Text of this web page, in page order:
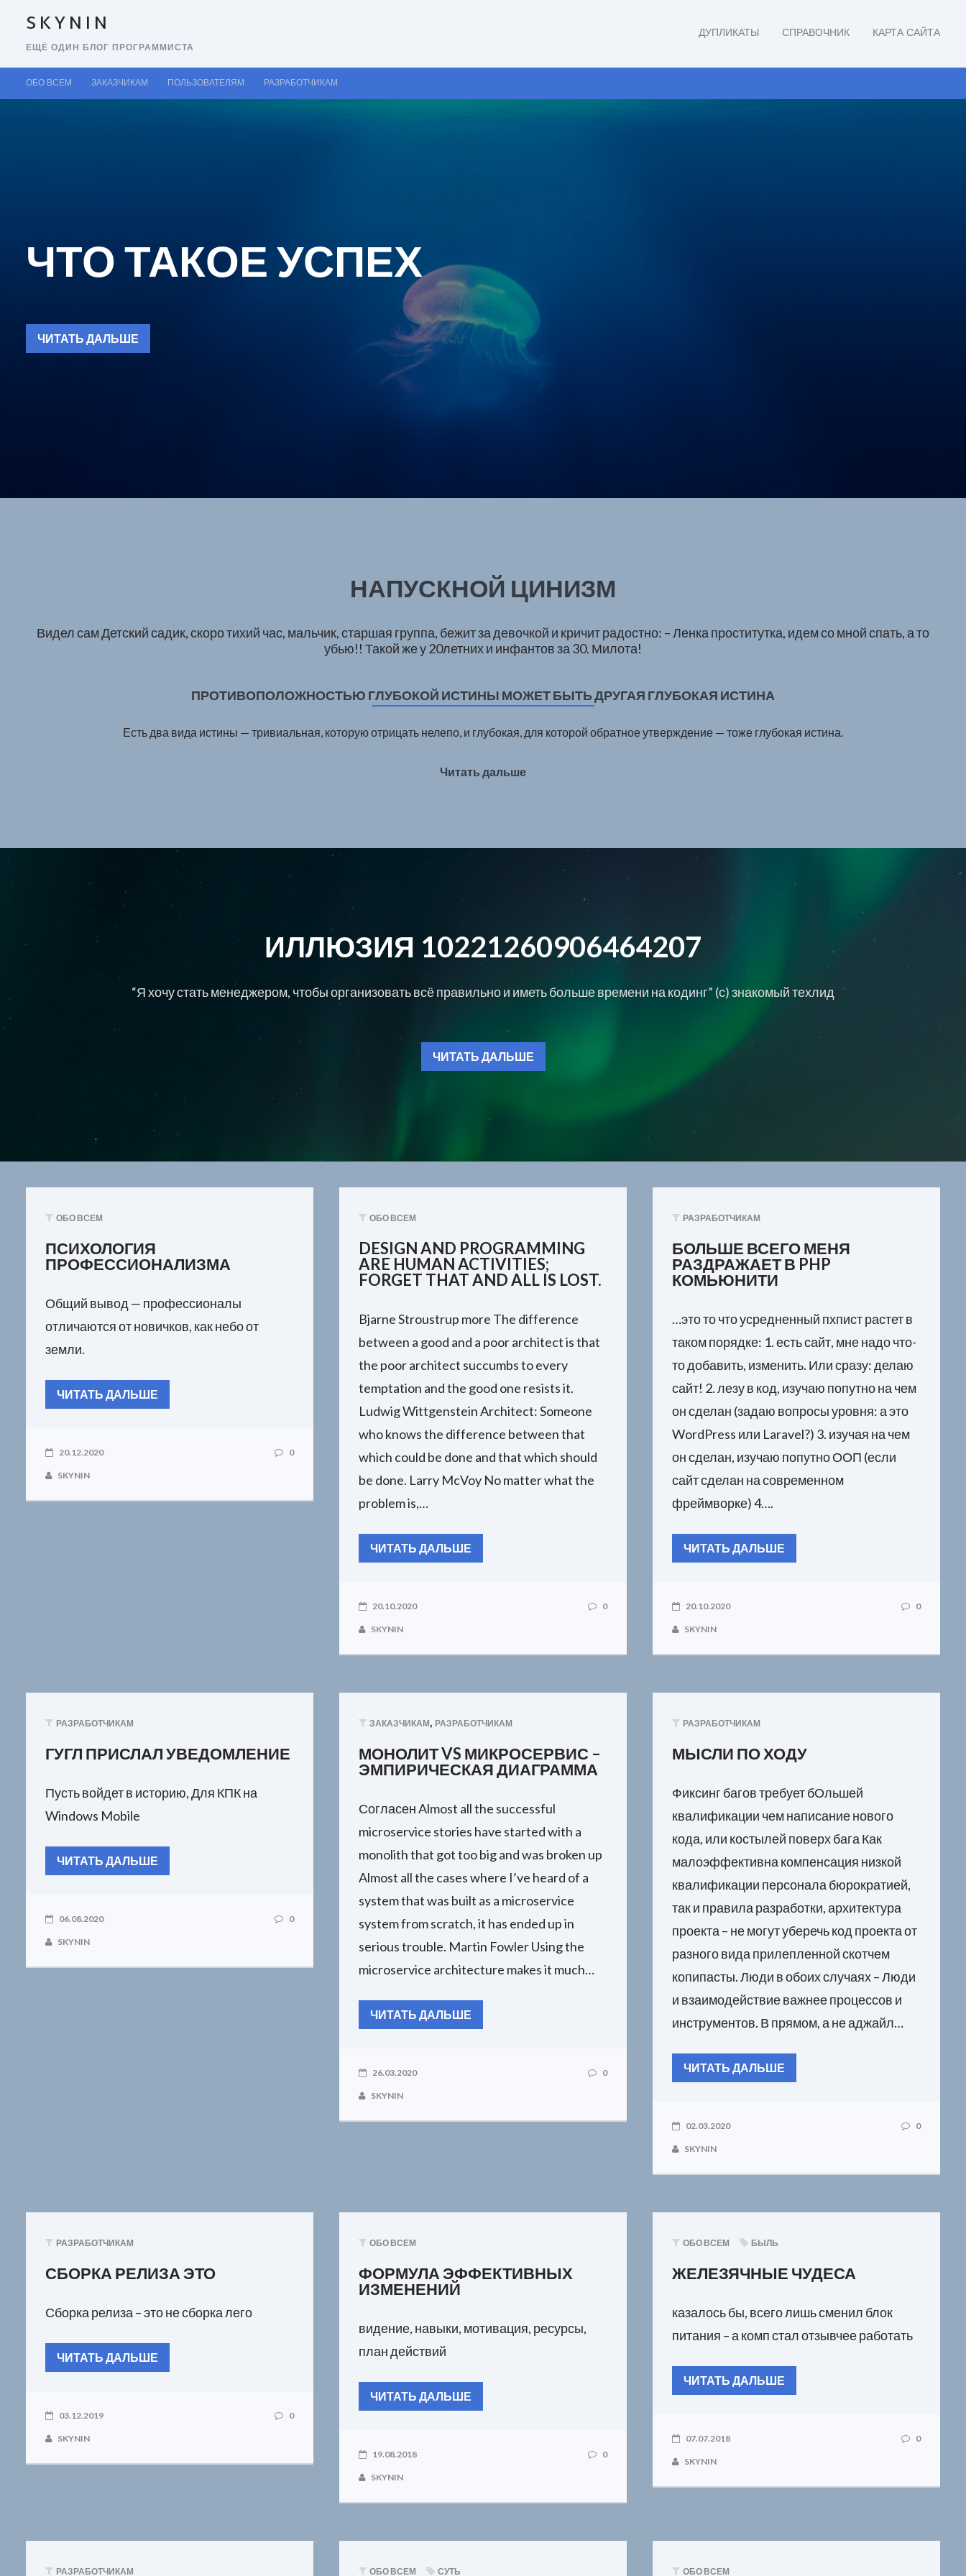
SKYNIN
ЕЩЁ ОДИН БЛОГ ПРОГРАММИСТА
ДУПЛИКАТЫ СПРАВОЧНИК КАРТА САЙТА
ОБО ВСЕМ ЗАКАЗЧИКАМ ПОЛЬЗОВАТЕЛЯМ РАЗРАБОТЧИКАМ
ЧТО ТАКОЕ УСПЕХ
ЧИТАТЬ ДАЛЬШЕ
НАПУСКНОЙ ЦИНИЗМ
Видел сам Детский садик, скоро тихий час, мальчик, старшая группа, бежит за девочкой и кричит радостно: – Ленка проститутка, идем со мной спать, а то
убью!! Такой же у 20летних и инфантов за 30. Милота!
ПРОТИВОПОЛОЖНОСТЬЮ ГЛУБОКОЙ ИСТИНЫ МОЖЕТ БЫТЬ ДРУГАЯ ГЛУБОКАЯ ИСТИНА
Есть два вида истины — тривиальная, которую отрицать нелепо, и глубокая, для которой обратное утверждение — тоже глубокая истина.
Читать дальше
ИЛЛЮЗИЯ 10221260906464207
“Я хочу стать менеджером, чтобы организовать всё правильно и иметь больше времени на кодинг” (с) знакомый техлид
ЧИТАТЬ ДАЛЬШЕ
ОБО ВСЕМ
ПСИХОЛОГИЯ
ПРОФЕССИОНАЛИЗМА
Общий вывод — профессионалы
отличаются от новичков, как небо от
земли.
ЧИТАТЬ ДАЛЬШЕ
20.12.2020
SKYNIN
0
ОБО ВСЕМ
DESIGN AND PROGRAMMING
ARE HUMAN ACTIVITIES;
FORGET THAT AND ALL IS LOST.
Bjarne Stroustrup more The difference
between a good and a poor architect is that
the poor architect succumbs to every
temptation and the good one resists it.
Ludwig Wittgenstein Architect: Someone
who knows the difference between that
which could be done and that which should
be done. Larry McVoy No matter what the
problem is,…
ЧИТАТЬ ДАЛЬШЕ
20.10.2020
SKYNIN
0
РАЗРАБОТЧИКАМ
БОЛЬШЕ ВСЕГО МЕНЯ
РАЗДРАЖАЕТ В PHP
КОМЬЮНИТИ
…это то что усредненный пхпист растет в
таком порядке: 1. есть сайт, мне надо что-
то добавить, изменить. Или сразу: делаю
сайт! 2. лезу в код, изучаю попутно на чем
он сделан (задаю вопросы уровня: а это
WordPress или Laravel?) 3. изучая на чем
он сделан, изучаю попутно ООП (если
сайт сделан на современном
фреймворке) 4….
ЧИТАТЬ ДАЛЬШЕ
20.10.2020
SKYNIN
0
РАЗРАБОТЧИКАМ
ГУГЛ ПРИСЛАЛ УВЕДОМЛЕНИЕ
Пусть войдет в историю, Для КПК на
Windows Mobile
ЧИТАТЬ ДАЛЬШЕ
06.08.2020
SKYNIN
0
ЗАКАЗЧИКАМ,РАЗРАБОТЧИКАМ
МОНОЛИТ VS МИКРОСЕРВИС –
ЭМПИРИЧЕСКАЯ ДИАГРАММА
Согласен Almost all the successful
microservice stories have started with a
monolith that got too big and was broken up
Almost all the cases where I’ve heard of a
system that was built as a microservice
system from scratch, it has ended up in
serious trouble. Martin Fowler Using the
microservice architecture makes it much…
ЧИТАТЬ ДАЛЬШЕ
26.03.2020
SKYNIN
0
РАЗРАБОТЧИКАМ
МЫСЛИ ПО ХОДУ
Фиксинг багов требует бОльшей
квалификации чем написание нового
кода, или костылей поверх бага Как
малоэффективна компенсация низкой
квалификации персонала бюрократией,
так и правила разработки, архитектура
проекта – не могут уберечь код проекта от
разного вида прилепленной скотчем
копипасты. Люди в обоих случаях – Люди
и взаимодействие важнее процессов и
инструментов. В прямом, а не аджайл…
ЧИТАТЬ ДАЛЬШЕ
02.03.2020
SKYNIN
0
РАЗРАБОТЧИКАМ
СБОРКА РЕЛИЗА ЭТО
Сборка релиза – это не сборка лего
ЧИТАТЬ ДАЛЬШЕ
03.12.2019
SKYNIN
0
ОБО ВСЕМ
ФОРМУЛА ЭФФЕКТИВНЫХ
ИЗМЕНЕНИЙ
видение, навыки, мотивация, ресурсы,
план действий
ЧИТАТЬ ДАЛЬШЕ
19.08.2018
SKYNIN
0
ОБО ВСЕМ БЫЛЬ
ЖЕЛЕЗЯЧНЫЕ ЧУДЕСА
казалось бы, всего лишь сменил блок
питания – а комп стал отзывчее работать
ЧИТАТЬ ДАЛЬШЕ
07.07.2018
SKYNIN
0
РАЗРАБОТЧИКАМ ОБО ВСЕМ СУТЬ ОБО ВСЕМ